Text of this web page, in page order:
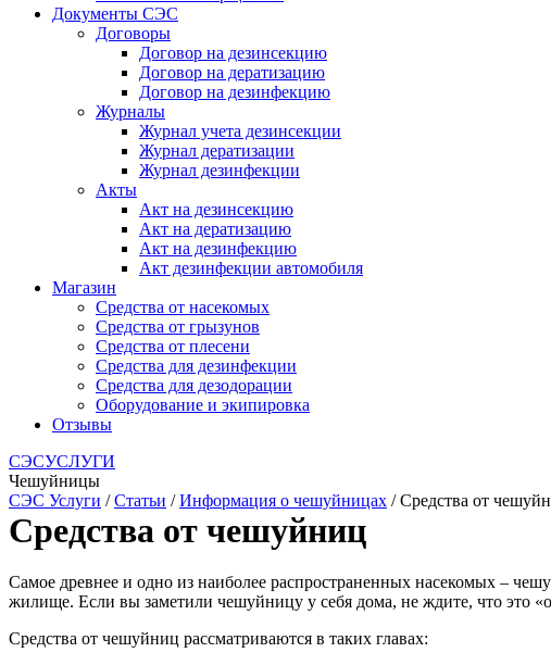
Документы СЭС
Договоры
Договор на дезинсекцию
Договор на дератизацию
Договор на дезинфекцию
Журналы
Журнал учета дезинсекции
Журнал дератизации
Журнал дезинфекции
Акты
Акт на дезинсекцию
Акт на дератизацию
Акт на дезинфекцию
Акт дезинфекции автомобиля
Магазин
Средства от насекомых
Средства от грызунов
Средства от плесени
Средства для дезинфекции
Средства для дезодорации
Оборудование и экипировка
Отзывы
СЭСУСЛУГИ
Чешуйницы
СЭС Услуги /Статьи /Информация о чешуйницах / Средства от
Средства от чешуйниц
Самое древнее и одно из наиболее распространенных насекомых –
жилище. Если вы заметили чешуйницу у себя дома, не ждите, что это
Средства от чешуйниц рассматриваются в таких главах: